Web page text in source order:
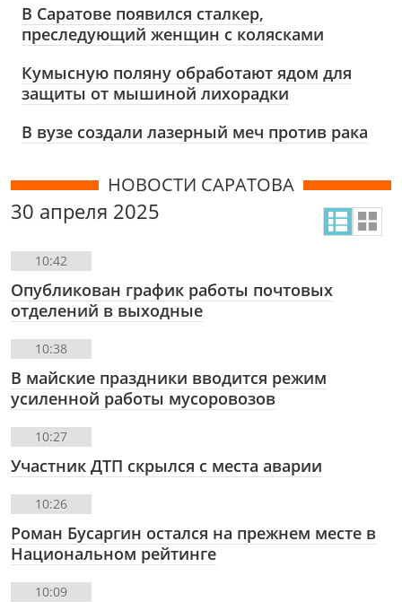
В Саратове появился сталкер,
преследующий женщин с колясками
Кумысную поляну обработают ядом для
защиты от мышиной лихорадки
В вузе создали лазерный меч против рака
НОВОСТИ САРАТОВА
30 апреля 2025
10:42
Опубликован график работы почтовых
отделений в выходные
10:38
В майские праздники вводится режим
усиленной работы мусоровозов
10:27
Участник ДТП скрылся с места аварии
10:26
Роман Бусаргин остался на прежнем месте в
Национальном рейтинге
10:09